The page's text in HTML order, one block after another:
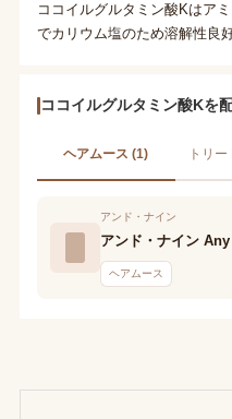
ココイルグルタミン酸Kはア
でカリウム塩のため溶解性良
ココイルグルタミン酸Kを
ヘアムース (1) トリ
アンド・ナイン
アンド・ナイン
ヘアムース